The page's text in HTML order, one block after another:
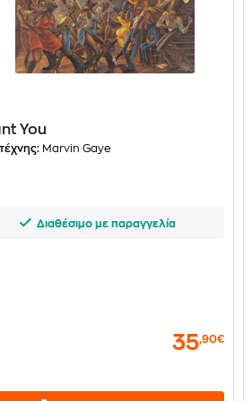
You
Marvin Gaye
Διαθέσιμο με παραγγελία
35,90€